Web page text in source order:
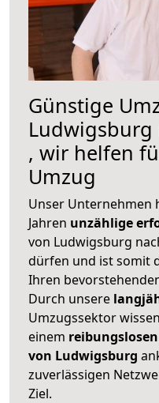
Günstige
Ludwigsburg
, wir helfen
Umzug
Unser Unternehmen
Jahren unzählige
von Ludwigsburg
dürfen und ist somit
Ihren
Durch unsere
Umzugssektor
einem
von Ludwigsburg
zuverlässigen
Ziel.